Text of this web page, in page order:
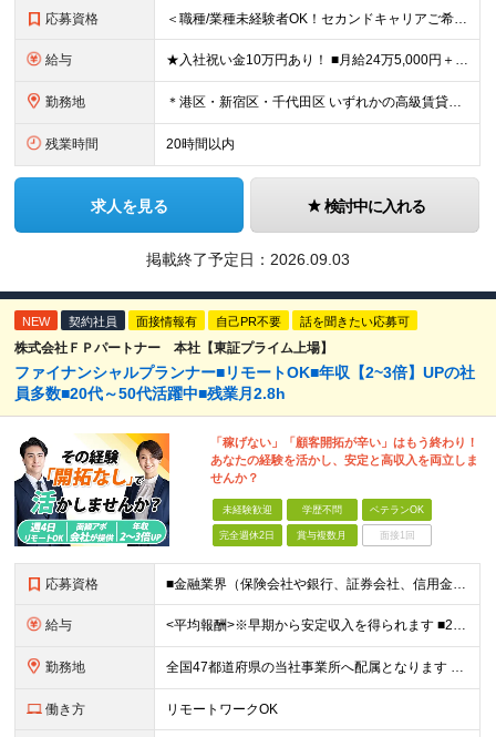
応募資格 ＜職種/業種未経験者OK！セカンドキャリアご希望の方も大歓迎！＞ ■高卒以上 ■英語が好きな方・抵抗がない方 ■60歳未満の方(定年年齢による理由) ＜面接は相互理解を大切にしています＞ 緊張して上
給与 ★入社祝い金10万円あり！ ■月給24万5,000円＋賞与年2回(2カ月/2025年実績)＋時間外手当＋資格手当＋交通費 ※一律英会話手当（2万円）を含みます ※給与は経験・能力等を考慮して決定し
勤務地 ＊港区・新宿区・千代田区 いずれかの高級賃貸マンションにて勤務 ◇港区南麻布エリア ◇新宿区エリア ◇千代田区エリア ★竣工するマンション（南青山）でのオープニング募集もあります！ 【本社】 東
残業時間 20時間以内
求人を見る 検討中に入れる
掲載終了予定日： 2026.09.03
NEW 契約社員 面接情報有 自己PR不要 話を聞きたい応募可
株式会社ＦＰパートナー 本社【東証プライム上場】
ファイナンシャルプランナー■リモートOK■年収【2~3倍】UPの社
員多数■20代～50代活躍中■残業月2.8h
「稼げない」「顧客開拓が辛い」はもう終わり！
あなたの経験を活かし、安定と高収入を両立しま
せんか？
未経験歓迎 学歴不問 ベテランOK
完全週休2日 賞与複数月 面接1回
応募資格 ■金融業界（保険会社や銀行、証券会社、信用金庫など）の営業経験をお持ちの方 ■学歴不問 ※第二新卒の方も歓迎します ※直販の保険営業職経験者も多数活躍中。 お客さまへのご提案に集中できる仕組みにより
給与 <平均報酬>※早期から安定収入を得られます ■2年目～：888万円 ■3年目～：960万円 ■4年目～：1028万円 ★成果連動型報酬（営業成績に応じて支給/45時間分固定残業代含む/超過分は別途支
勤務地 全国47都道府県の当社事業所へ配属となります ※居住地や希望の勤務先を考慮します ※リモートワークOK／転勤なし ＜本社＞ 東京都台東区浅草橋1-1-8 FP浅草橋ビル (変更の範囲)上記を除く当
働き方 リモートワークOK